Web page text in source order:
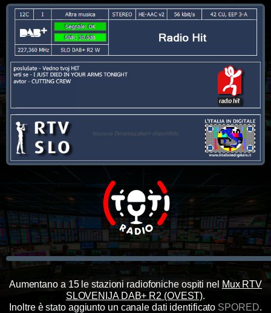
Aumentano a 15 le stazioni radiofoniche ospiti nel Mux RTV
SLOVENIJA DAB+ R2 (OVEST).
Inoltre è stato aggiunto un canale dati identificato SPORED.